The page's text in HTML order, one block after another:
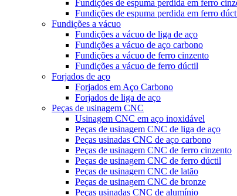
Fundições de espuma perdida em ferro
Fundições de espuma perdida em ferro
Fundições a vácuo
Fundições a vácuo de liga de aço
Fundições a vácuo de aço carbono
Fundições a vácuo de ferro cinzento
Fundições a vácuo de ferro dúctil
Forjados de aço
Forjados em Aço Carbono
Forjados de liga de aço
Peças de usinagem CNC
Usinagem CNC em aço inoxidável
Peças de usinagem CNC de liga de aço
Peças usinadas CNC de aço carbono
Peças de usinagem CNC de ferro cinzento
Peças de usinagem CNC de ferro dúctil
Peças de usinagem CNC de latão
Peças de usinagem CNC de bronze
Peças usinadas CNC de alumínio